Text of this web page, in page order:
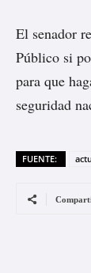
El senador
Público si
para que
seguridad
FUENTE: